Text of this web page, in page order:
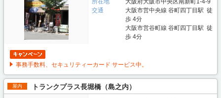
交通
大阪市営中央線 谷町四丁目駅 徒
歩 4分
大阪市営谷町線 谷町四丁目駅 徒
歩 4分
事務手数料、セキュリティーカード サービス中。
屋内 トランクプラス長堀橋（島之内）